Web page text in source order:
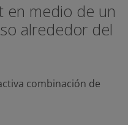
en medio de un
alrededor del
combinación de